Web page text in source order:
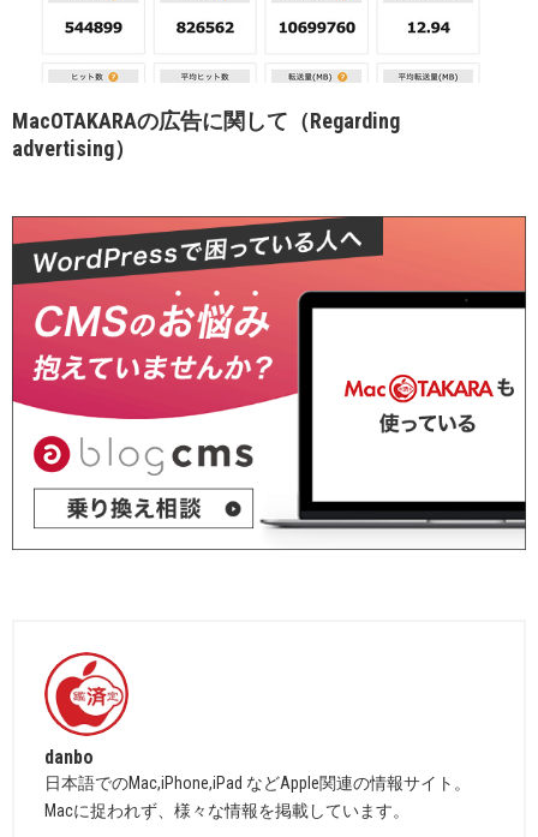
MacOTAKARAの広告に関して（Regarding
advertising）
danbo
日本語でのMac,iPhone,iPad などApple関連の情報サイト。
Macに捉われず、様々な情報を掲載しています。